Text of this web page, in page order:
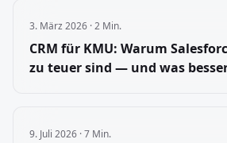
3. März 2026 ·2 Min.
CRM für KMU: Warum
zu teuer sind — und was
9. Juli 2026 ·7 Min.